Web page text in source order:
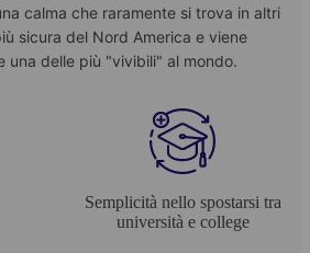
calma che raramente si trova in altri
sicura del Nord America e viene
una delle più "vivibili" al mondo.
Semplicità nello spostarsi tra
università e college